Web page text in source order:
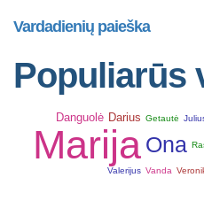
Vardadienių paieška
Populiarūs
Danguolė Darius Getautė
Marija Ona
Valerijus Vanda